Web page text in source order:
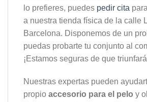
lo prefieres, puedes pedir cita
a nuestra tienda física de la calle
Barcelona. Disponemos de un
puedas probarte tu conjunto al
¡Estamos seguras de que
Nuestras expertas pueden
propio accesorio para el pelo y